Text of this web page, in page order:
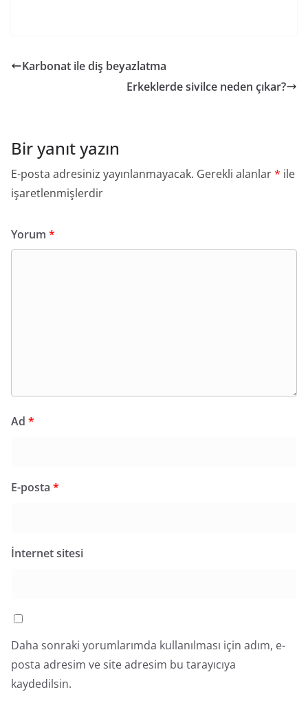
Karbonat ile diş beyazlatma
Erkeklerde sivilce neden çıkar?
Bir yanıt yazın
E-posta adresiniz yayınlanmayacak. Gerekli alanlar* ile
işaretlenmişlerdir
Yorum *
Ad *
E-posta *
İnternet sitesi
Daha sonraki yorumlarımda kullanılması için adım, e-
posta adresim ve site adresim bu tarayıcıya
kaydedilsin.